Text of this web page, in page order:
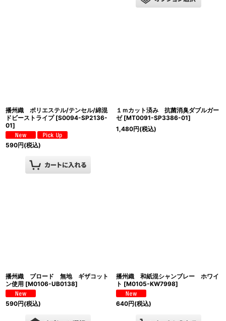
播州織 ポリエステル/テンセル/綿混
ドビーストライプ [S0094-SP2136-
01]
590円(税込)
１ｍカット済み 抗菌消臭ダブルガー
ゼ [MT0091-SP3386-01]
1,480円(税込)
播州織 ブロード 無地 ギザコット
ン使用 [M0106-UB0138]
590円(税込)
播州織 和紙混シャンブレー ホワイ
ト [M0105-KW7998]
640円(税込)